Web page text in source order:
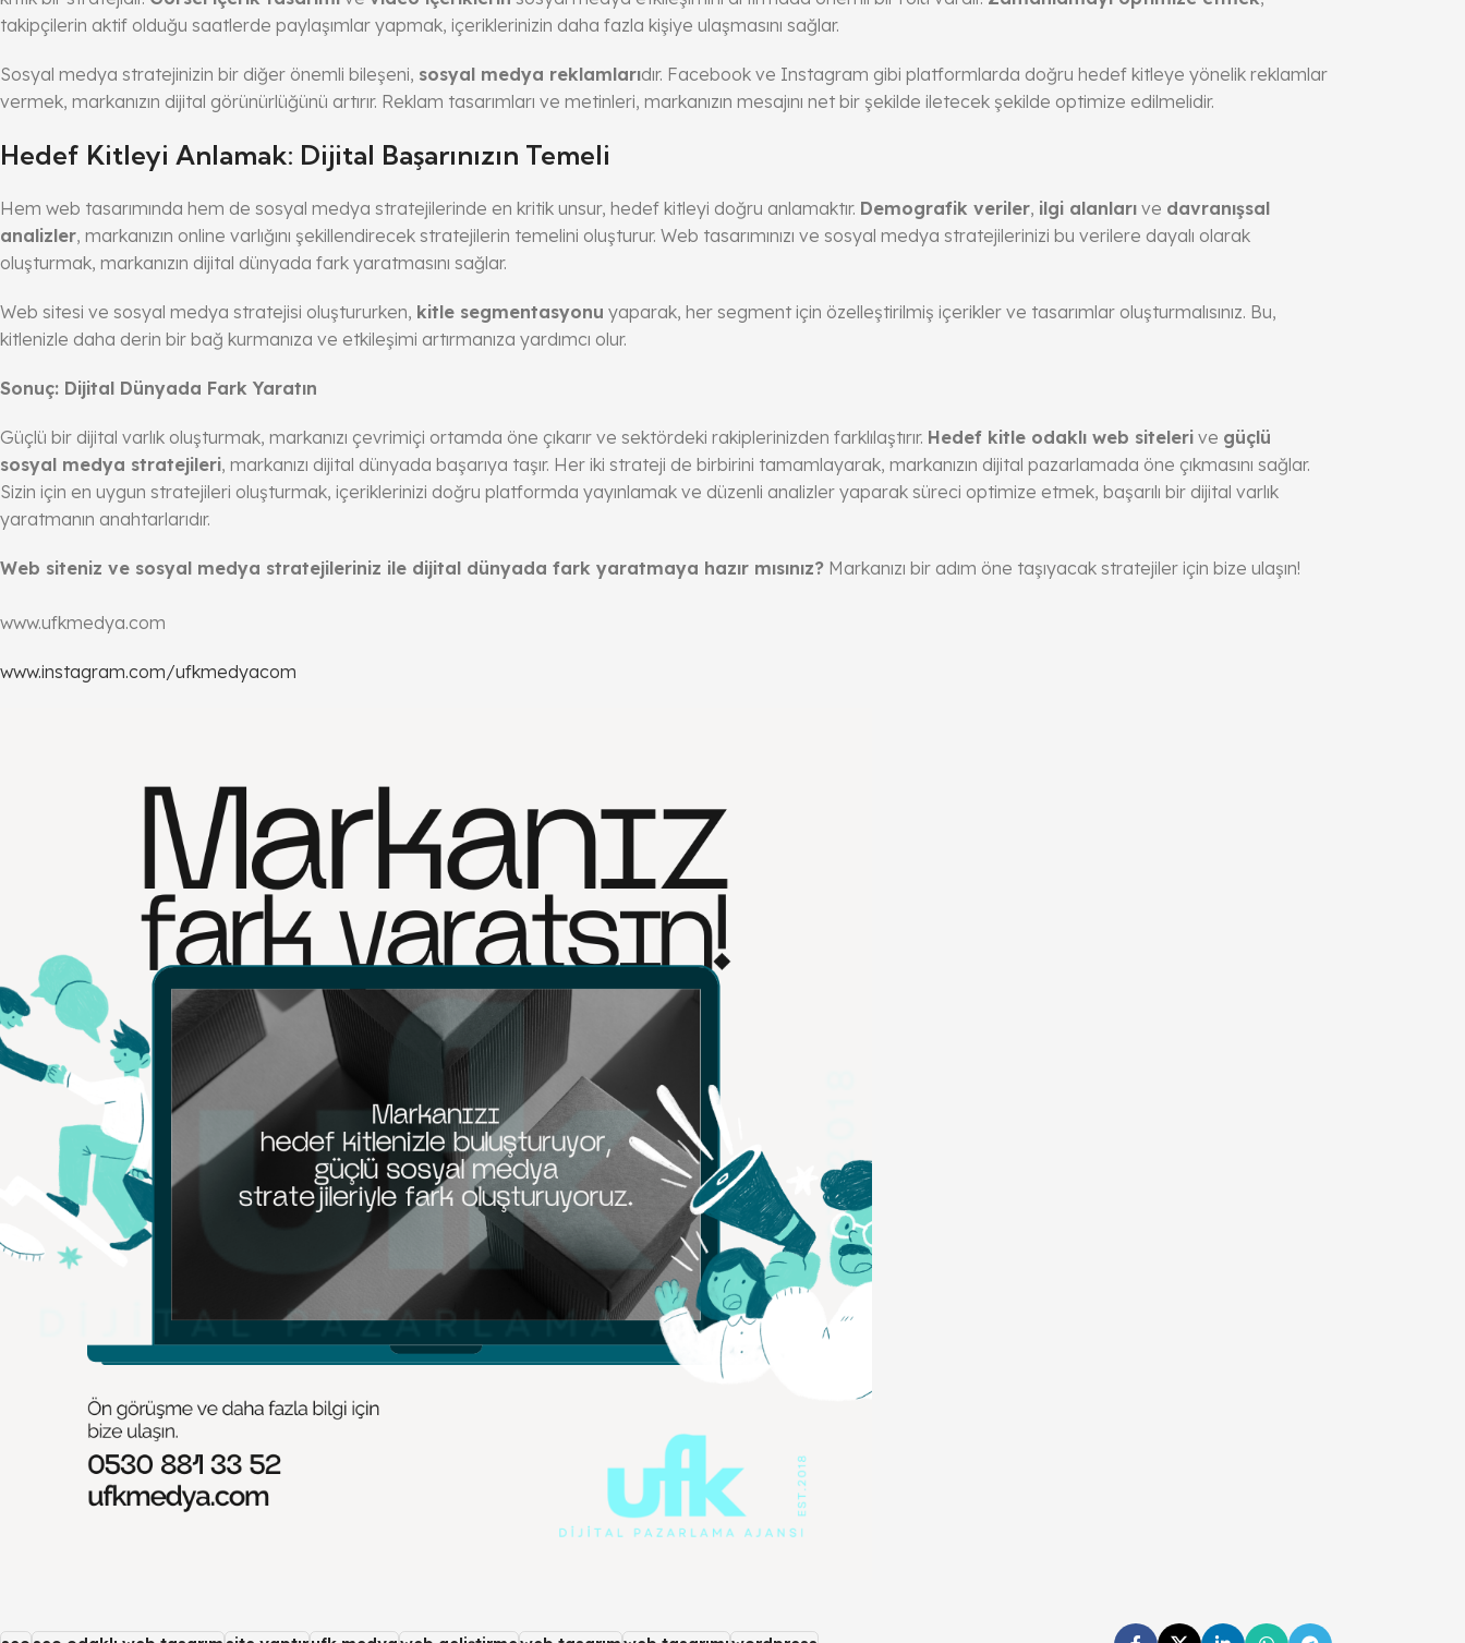
takipçilerin aktif olduğu saatlerde paylaşımlar yapmak, içeriklerinizin daha fazla kişiye ulaşmasını sağlar.
Sosyal medya stratejinizin bir diğer önemli bileşeni, sosyal medya reklamlarıdır. Facebook ve Instagram gibi platformlarda doğru hedef kitleye yönelik reklamlar
vermek, markanızın dijital görünürlüğünü artırır. Reklam tasarımları ve metinleri, markanızın mesajını net bir şekilde iletecek şekilde optimize edilmelidir.
Hedef Kitleyi Anlamak: Dijital Başarınızın Temeli
Hem web tasarımında hem de sosyal medya stratejilerinde en kritik unsur, hedef kitleyi doğru anlamaktır. Demografik veriler, ilgi alanları ve davranışsal
analizler, markanızın online varlığını şekillendirecek stratejilerin temelini oluşturur. Web tasarımınızı ve sosyal medya stratejilerinizi bu verilere dayalı olarak
oluşturmak, markanızın dijital dünyada fark yaratmasını sağlar.
Web sitesi ve sosyal medya stratejisi oluştururken, kitle segmentasyonu yaparak, her segment için özelleştirilmiş içerikler ve tasarımlar oluşturmalısınız. Bu,
kitlenizle daha derin bir bağ kurmanıza ve etkileşimi artırmanıza yardımcı olur.
Sonuç: Dijital Dünyada Fark Yaratın
Güçlü bir dijital varlık oluşturmak, markanızı çevrimiçi ortamda öne çıkarır ve sektördeki rakiplerinizden farklılaştırır. Hedef kitle odaklı web siteleri ve güçlü
sosyal medya stratejileri, markanızı dijital dünyada başarıya taşır. Her iki strateji de birbirini tamamlayarak, markanızın dijital pazarlamada öne çıkmasını sağlar.
Sizin için en uygun stratejileri oluşturmak, içeriklerinizi doğru platformda yayınlamak ve düzenli analizler yaparak süreci optimize etmek, başarılı bir dijital varlık
yaratmanın anahtarlarıdır.
Web siteniz ve sosyal medya stratejileriniz ile dijital dünyada fark yaratmaya hazır mısınız? Markanızı bir adım öne taşıyacak stratejiler için bize ulaşın!
www.ufkmedya.com
www.instagram.com/ufkmedyacom